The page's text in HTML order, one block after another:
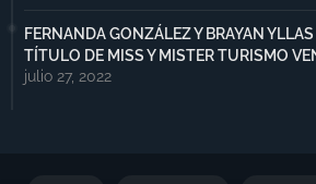
FERNANDA GONZÁLEZ Y BRAYAN
TÍTULO DE MISS Y MISTER TURISMO
julio 27, 2022